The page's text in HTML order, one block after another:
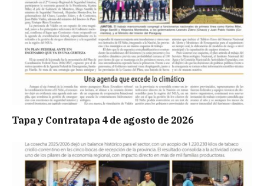
Tapa y Contratapa 4 de agosto de 2026